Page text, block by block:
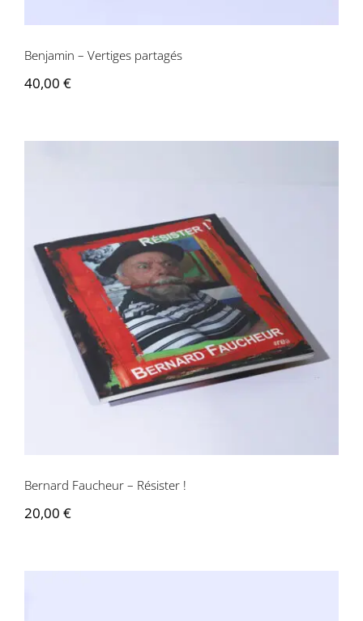
Benjamin – Vertiges partagés
40,00 €
Bernard Faucheur – Résister !
Bernard Faucheur – Résister !
20,00 €